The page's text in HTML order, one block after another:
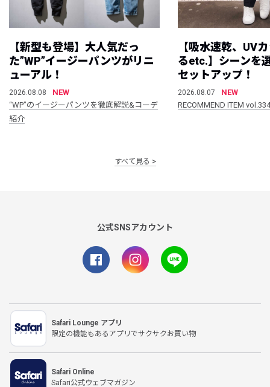
【新型も登場】大人気だっ
た”WP”イージーパンツがリニ
ューアル！
2026.08.08
NEW
“WP”のイージーパンツを徹底解説&コーデ
紹介
【吸水速乾、UV
るetc.】シーンを
セットアップ！
2026.08.07
NEW
RECOMMEND ITEM vol.334
すべて見る
公式SNSアカウント
Safari Lounge アプリ
限定の機能もあるアプリでサクサクお買い物
Safari Online
Safari公式ウェブマガジン